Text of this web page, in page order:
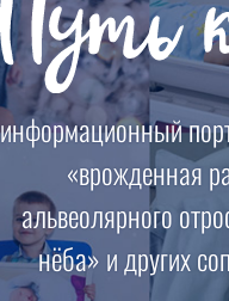
информационный
«врожденная
альвеолярного
нёба» и других